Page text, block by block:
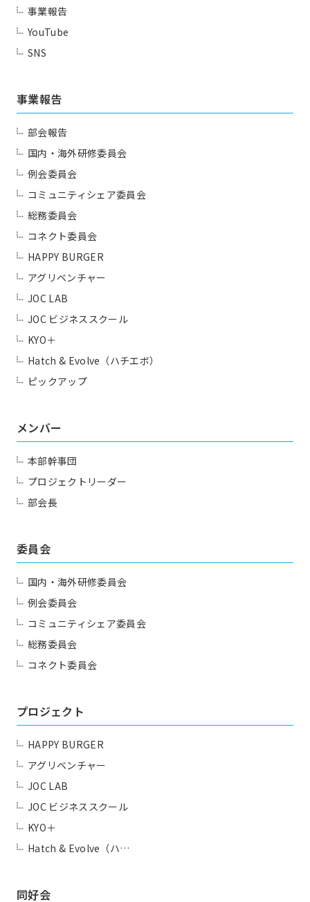
アズーロ（サッカー愛好
十柱戯（ボウリング）
事業報告
YouTube
SNS
事業報告
部会報告
国内・海外研修委員会
例会委員会
コミュニティシェア委員会
総務委員会
コネクト委員会
HAPPY BURGER
アグリベンチャー
JOC LAB
JOC ビジネススクール
KYO＋
Hatch & Evolve（ハチエボ）
ピックアップ
メンバー
本部幹事団
プロジェクトリーダー
部会長
委員会
国内・海外研修委員会
例会委員会
コミュニティシェア委員会
総務委員会
コネクト委員会
プロジェクト
HAPPY BURGER
アグリベンチャー
JOC LAB
JOC ビジネススクール
KYO＋
Hatch & Evolve（ハ…
同好会